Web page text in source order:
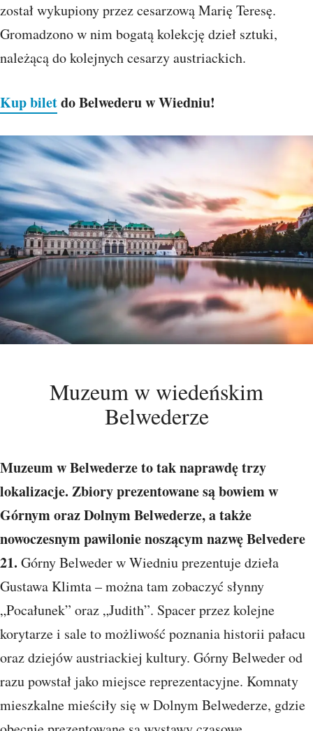
został wykupiony przez cesarzową Marię Teresę.
Gromadzono w nim bogatą kolekcję dzieł sztuki,
należącą do kolejnych cesarzy austriackich.
Kup biletdo Belwederu w Wiedniu!
Muzeum w wiedeńskim
Belwederze
Muzeum w Belwederze to tak naprawdę trzy
lokalizacje. Zbiory prezentowane są bowiem w
Górnym oraz Dolnym Belwederze, a także
nowoczesnym pawilonie noszącym nazwę Belvedere
21. Górny Belweder w Wiedniu prezentuje dzieła
Gustawa Klimta – można tam zobaczyć słynny
„Pocałunek” oraz „Judith”. Spacer przez kolejne
korytarze i sale to możliwość poznania historii pałacu
oraz dziejów austriackiej kultury. Górny Belweder od
razu powstał jako miejsce reprezentacyjne. Komnaty
mieszkalne mieściły się w Dolnym Belwederze, gdzie